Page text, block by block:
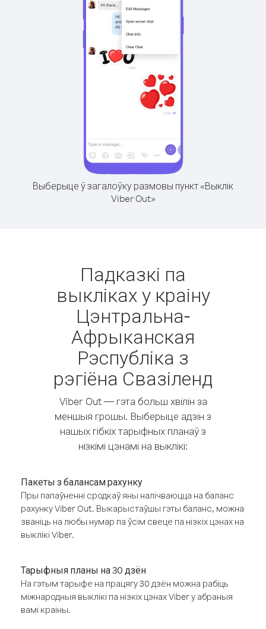
Выберыце ў загалоўку размовы пункт «Выклік
Viber Out»
Падказкі па
выкліках у краіну
Цэнтральна-
Афрыканская
Рэспубліка з
рэгіёна Свазіленд
Viber Out — гэта больш хвілін за
меншыя грошы. Выберыце адзін з
нашых гібкіх тарыфных планаў з
нізкімі цэнамі на выклікі:
Пакеты з балансам рахунку
Пры папаўненні сродкаў яны налічваюцца на баланс
рахунку Viber Out. Выкарыстаўшы гэты баланс, можна
званіць на любы нумар па ўсім свеце па нізкіх цэнах на
выклікі Viber.
Тарыфныя планы на 30 дзён
На гэтым тарыфе на працягу 30 дзён можна рабіць
міжнародныя выклікі па нізкіх цэнах Viber у абраныя
вамі краіны.